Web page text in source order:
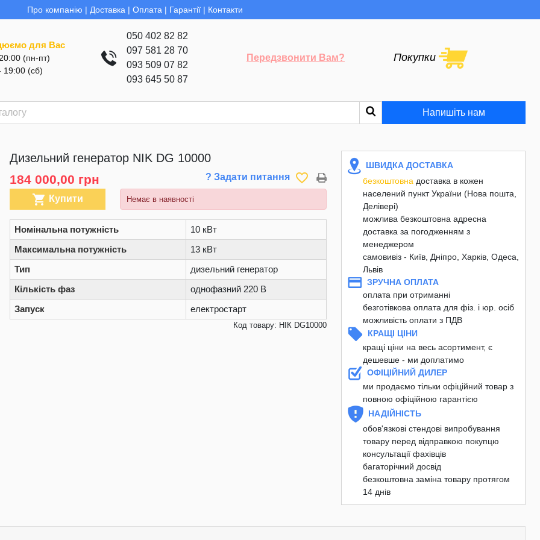
Про компанію | Доставка | Оплата | Гарантії | Контакти
для Вас
(пн-пт)
19:00 (сб)
050 402 82 82
097 581 28 70
093 509 07 82
093 645 50 87
Передзвонити Вам? Покупки
Напишіть нам
Дизельний генератор NIK DG 10000
184 000,00 грн ? Задати питання favorite_border
 Купити Немає в наявності
Номінальна потужність
10 кВт
Максимальна потужність
13 кВт
Тип
дизельний генератор
Кількість фаз
однофазний 220 В
Запуск
електростарт
Код товару: НІК DG10000
ШВИДКА ДОСТАВКА
безкоштовна доставка в кожен
населений пункт України (Нова пошта,
Делівері)
можлива безкоштовна адресна
доставка за погодженням з
менеджером
самовивіз - Київ, Дніпро, Харків, Одеса,
Львів
ЗРУЧНА ОПЛАТА
оплата при отриманні
безготівкова оплата для фіз. і юр. осіб
можливість оплати з ПДВ
КРАЩІ ЦІНИ
кращі ціни на весь асортимент, є
дешевше - ми доплатимо
ОФІЦІЙНИЙ ДИЛЕР
ми продаємо тільки офіційний товар з
повною офіційною гарантією
НАДІЙНІСТЬ
обов'язкові стендові випробування
товару перед відправкою покупцю
консультації фахівців
багаторічний досвід
безкоштовна заміна товару протягом
14 днів